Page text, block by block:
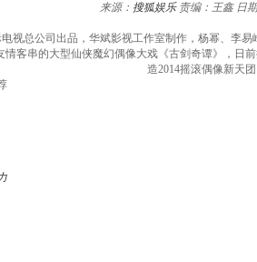
来源： 搜狐娱乐 责编：王鑫 日
视总公司出品，华斌影视工作室制作，杨幂、李
客串的大型仙侠魔幻偶像大戏《古剑奇谭》，
造2014摇滚偶像新天团